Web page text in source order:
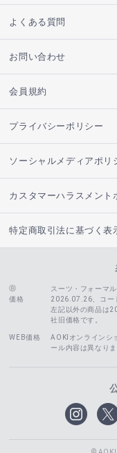
よくある質問
お問い合わせ
会員規約
プライバシーポリシー
ソーシャルメディアポリ
カスタマーハラスメント
特定商取引法に基づく表
価格
スーツ・フォーマ
2026.07.26、コー
左記以外の商品は
社旧価格です。
WEB価格
AOKIオンラインシ
ール内容は異なりま